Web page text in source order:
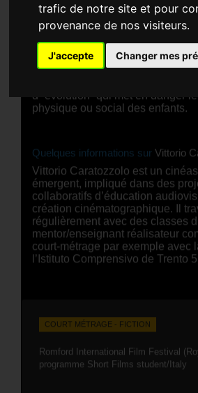
trafic de notre site et pour
provenance de nos visiteurs.
J'accepte Changer mes
SYNOPSIS
EVOLUTION, YOUR BODY
DANGER présente, de façon
allégorique, l’idée que le “temps
l’enfance, passé autrefois à
d’“évolution” qui met en danger
physique ou social des enfants.
Quelques informations sur Vittorio
Vittorio Caratozzolo est un
émergent, impliqué dans des
collaboratifs d’éducation
création cinématographique. Il
régulièrement avec des classes
mentor/enseignant réalisateur
court-métrage par exemple avec
l’Istituto Comprensivo de Trento
COURT MÉTRAGE - FICTION
Romford International Film Festival
programme Short Films student/Italy